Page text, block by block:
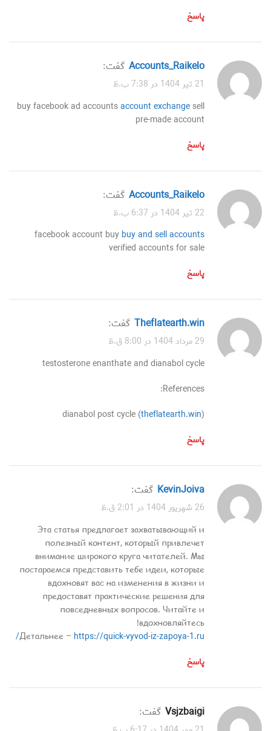
پاسخ
accounts_Raikelo گفت:
21 تیر 1404 در 7:38 ب.ظ
buy facebook ad accountsaccount exchange sell
pre-made account
پاسخ
accounts_Raikelo گفت:
22 تیر 1404 در 6:37 ب.ظ
facebook account buy buy and sell accounts
verified accounts for sale
پاسخ
theflatearth.win گفت:
29 مرداد 1404 در 8:00 ق.ظ
testosterone enanthate and dianabol cycle
References:
dianabol post cycle (theflatearth.win)
پاسخ
KevinJoiva گفت:
26 شهریور 1404 در 2:01 ق.ظ
Эта статья предлагает захватывающий и
полезный контент, который привлечет
внимание широкого круга читателей. Мы
постараемся представить тебе идеи, которые
вдохновят вас на изменения в жизни и
предоставят практические решения для
повседневных вопросов. Читайте и
вдохновляйтесь!
Детальнее – https://quick-vyvod-iz-zapoya-1.ru/
پاسخ
vsjzbaigi گفت: